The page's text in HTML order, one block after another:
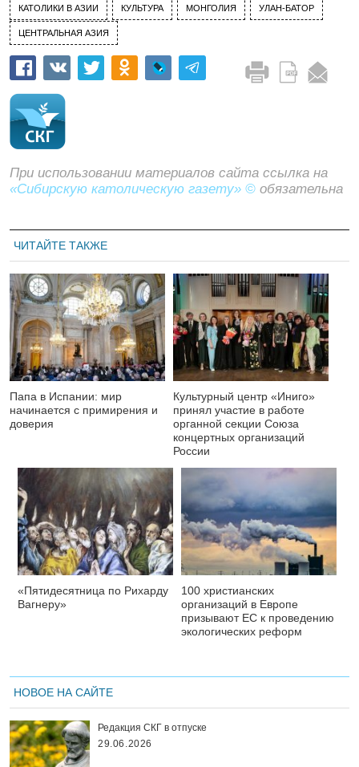
КАТОЛИКИ В АЗИИ КУЛЬТУРА МОНГОЛИЯ УЛАН-БАТОР
ЦЕНТРАЛЬНАЯ АЗИЯ
При использовании материалов сайта ссылка на
«Сибирскую католическую газету» © обязательна
ЧИТАЙТЕ ТАКЖЕ
Папа в Испании: мир
начинается с примирения и
доверия
Культурный центр «Иниго»
принял участие в работе
органной секции Союза
концертных организаций
России
«Пятидесятница по Рихарду
Вагнеру»
100 христианских
организаций в Европе
призывают ЕС к проведению
экологических реформ
НОВОЕ НА САЙТЕ
Редакция СКГ в отпуске
29.06.2026